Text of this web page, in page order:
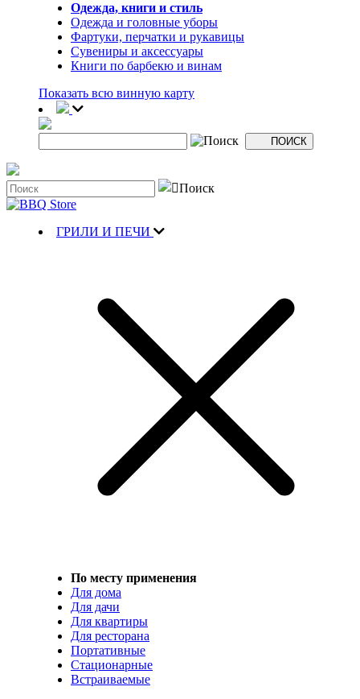
Одежда, книги и стиль
Одежда и головные уборы
Фартуки, перчатки и рукавицы
Сувениры и аксессуары
Книги по барбекю и винам
Показать всю винную карту
ГРИЛИ И ПЕЧИ
По месту применения
Для дома
Для дачи
Для квартиры
Для ресторана
Портативные
Стационарные
Встраиваемые